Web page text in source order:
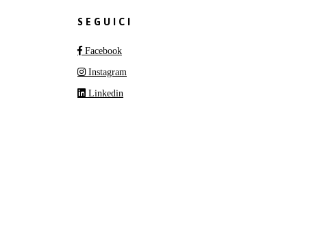
SEGUICI
Facebook
Instagram
Linkedin